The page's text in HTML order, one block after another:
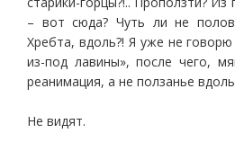
– вот сюда? Чуть ли не
Хребта, вдоль?! Я уже не
из-под лавины», после чего,
реанимация, а не ползанье
Не видят.